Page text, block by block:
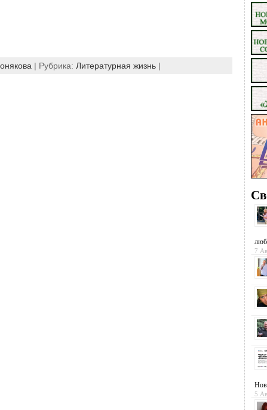
| Рубрика: Литературная жизнь|
7
5